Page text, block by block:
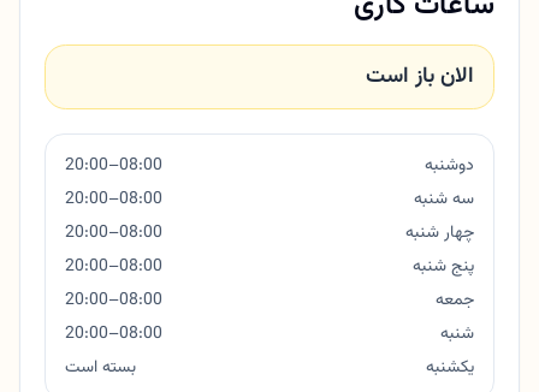
الان باز است
دوشنبه
08:00–20:00
سه شنبه
08:00–20:00
چهار شنبه
08:00–20:00
پنج شنبه
08:00–20:00
جمعه
08:00–20:00
شنبه
08:00–20:00
یکشنبه
بسته است